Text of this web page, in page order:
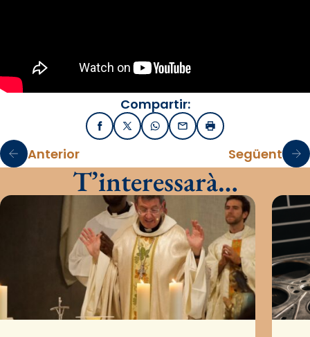
Compartir:
FacebookX / TwitterWhatsApp
EmailImprimir
Anterior Següent
T’interessarà…